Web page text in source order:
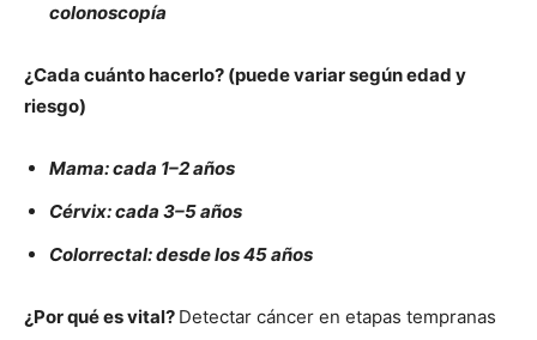
colonoscopía
¿Cada cuánto hacerlo? (puede variar según edad y
riesgo)
Mama: cada 1–2 años
Cérvix: cada 3–5 años
Colorrectal: desde los 45 años
¿Por qué es vital? Detectar cáncer en etapas tempranas